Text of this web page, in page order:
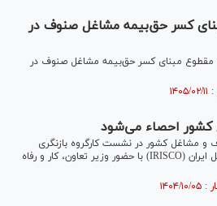
کسر حق‌بیمه مشاغل صنوف در
مقطوع مبنای کسر حق‌بیمه مشاغل صنوف در
کشور احصاء می‌شود
و مشاغل کشور در نشست کارگروه بازنگری
استاندارد طبقه بندی ملی مشاغل ایران (IRISCO) با حضور وزیر تعاون، کار و رفاه